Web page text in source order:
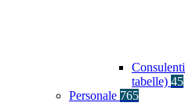
tabelle) 45
Personale 765